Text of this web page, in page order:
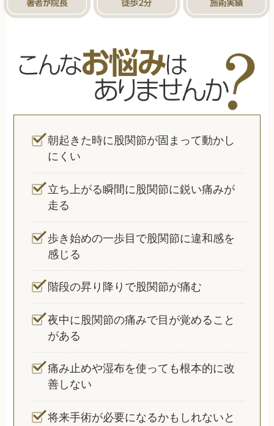
朝起きた時に股関節が固まって動かし
にくい
立ち上がる瞬間に股関節に鋭い痛みが
走る
歩き始めの一歩目で股関節に違和感を
感じる
階段の昇り降りで股関節が痛む
夜中に股関節の痛みで目が覚めること
がある
痛み止めや湿布を使っても根本的に改
善しない
将来手術が必要になるかもしれないと